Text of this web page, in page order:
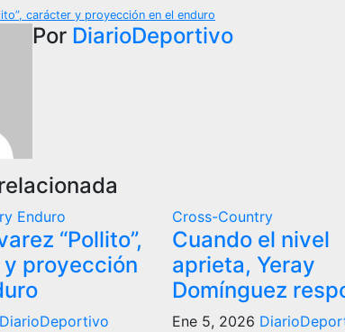
carácter y proyección en el enduro
Por DiarioDeportivo
Enduro
“Pollito”,
proyección
DiarioDeportivo
Cross-Country
Cuando el nivel
aprieta, Yeray
Domínguez
Ene 5, 2026